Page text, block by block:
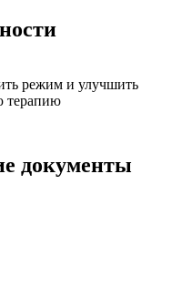
режим и улучшить
терапию
документы